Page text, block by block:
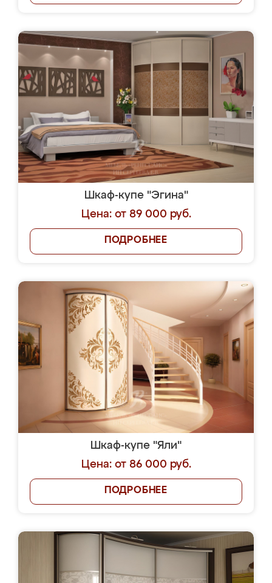
Шкаф-купе "Эгина"
Цена: от 89 000 руб.
ПОДРОБНЕЕ
Шкаф-купе "Яли"
Цена: от 86 000 руб.
ПОДРОБНЕЕ